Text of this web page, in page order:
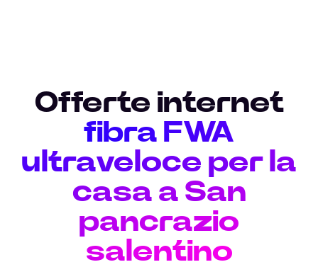
Offerte internet
fibra FWA
ultraveloce per la
casa a San
pancrazio
salentino